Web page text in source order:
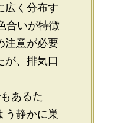
広く分布す
合いが特徴
注意が必要
が、排気口
あるた
う静かに巣